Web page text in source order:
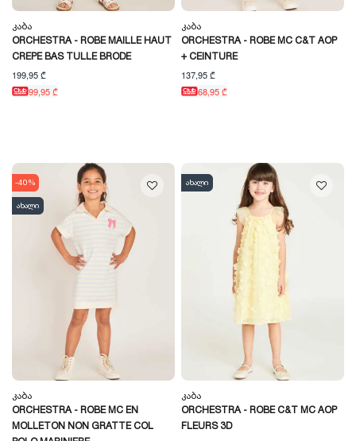
Კაბა
ORCHESTRA - ROBE MAILLE HAUT
CREPE BAS TULLE BRODE
199,95 ₾
99,95 ₾
Კაბა
ORCHESTRA - ROBE MC C&T AOP
+ CEINTURE
137,95 ₾
68,95 ₾
-40%
ახალი
Კაბა
ORCHESTRA - ROBE MC EN
MOLLETON NON GRATTE COL
ახალი
Კაბა
ORCHESTRA - ROBE C&T MC AOP
FLEURS 3D